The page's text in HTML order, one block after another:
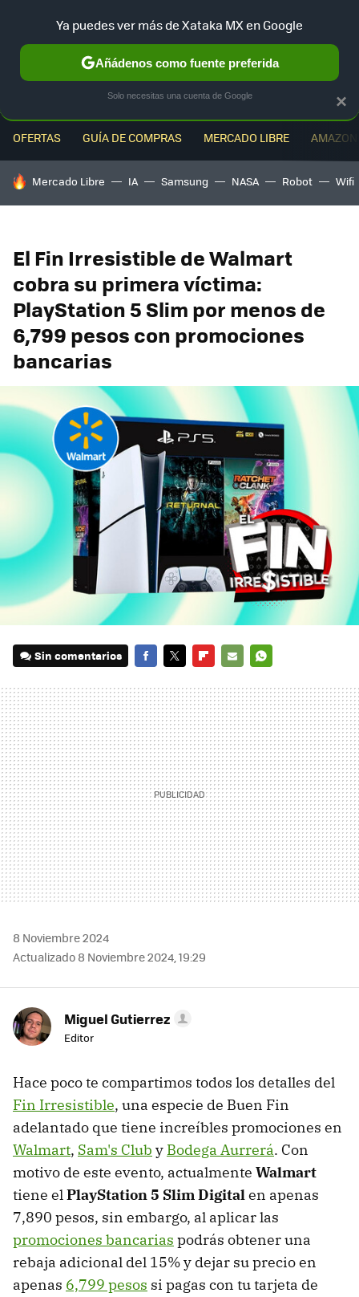
OFERTAS GUÍA DE COMPRAS MERCADO LIBRE
HOY SE HABLA DE
Mercado Libre IA Samsung NASA Robot Wifi
El Fin Irresistible de Walmart
cobra su primera víctima:
PlayStation 5 Slim por menos de
6,799 pesos con promociones
bancarias
Sin comentarios
MAIL
8 Noviembre 2024
Actualizado 8 Noviembre 2024, 19:29
Miguel Gutierrez
Editor
Hace poco te compartimos todos los detalles del
Fin Irresistible, una especie de Buen Fin
adelantado que tiene increíbles promociones en
Walmart, Sam's Club y Bodega Aurrerá. Con
motivo de este evento, actualmente Walmart
tiene elPlayStation 5 Slim Digitalen apenas
7,890 pesos, sin embargo, al aplicar las
promociones bancarias podrás obtener una
rebaja adicional del 15% y dejar su precio en
apenas 6,799 pesos si pagas con tu tarjeta de
×
Ya puedes ver más de Xataka MX en Google
Añádenos como fuente preferida
Solo necesitas una cuenta de Google